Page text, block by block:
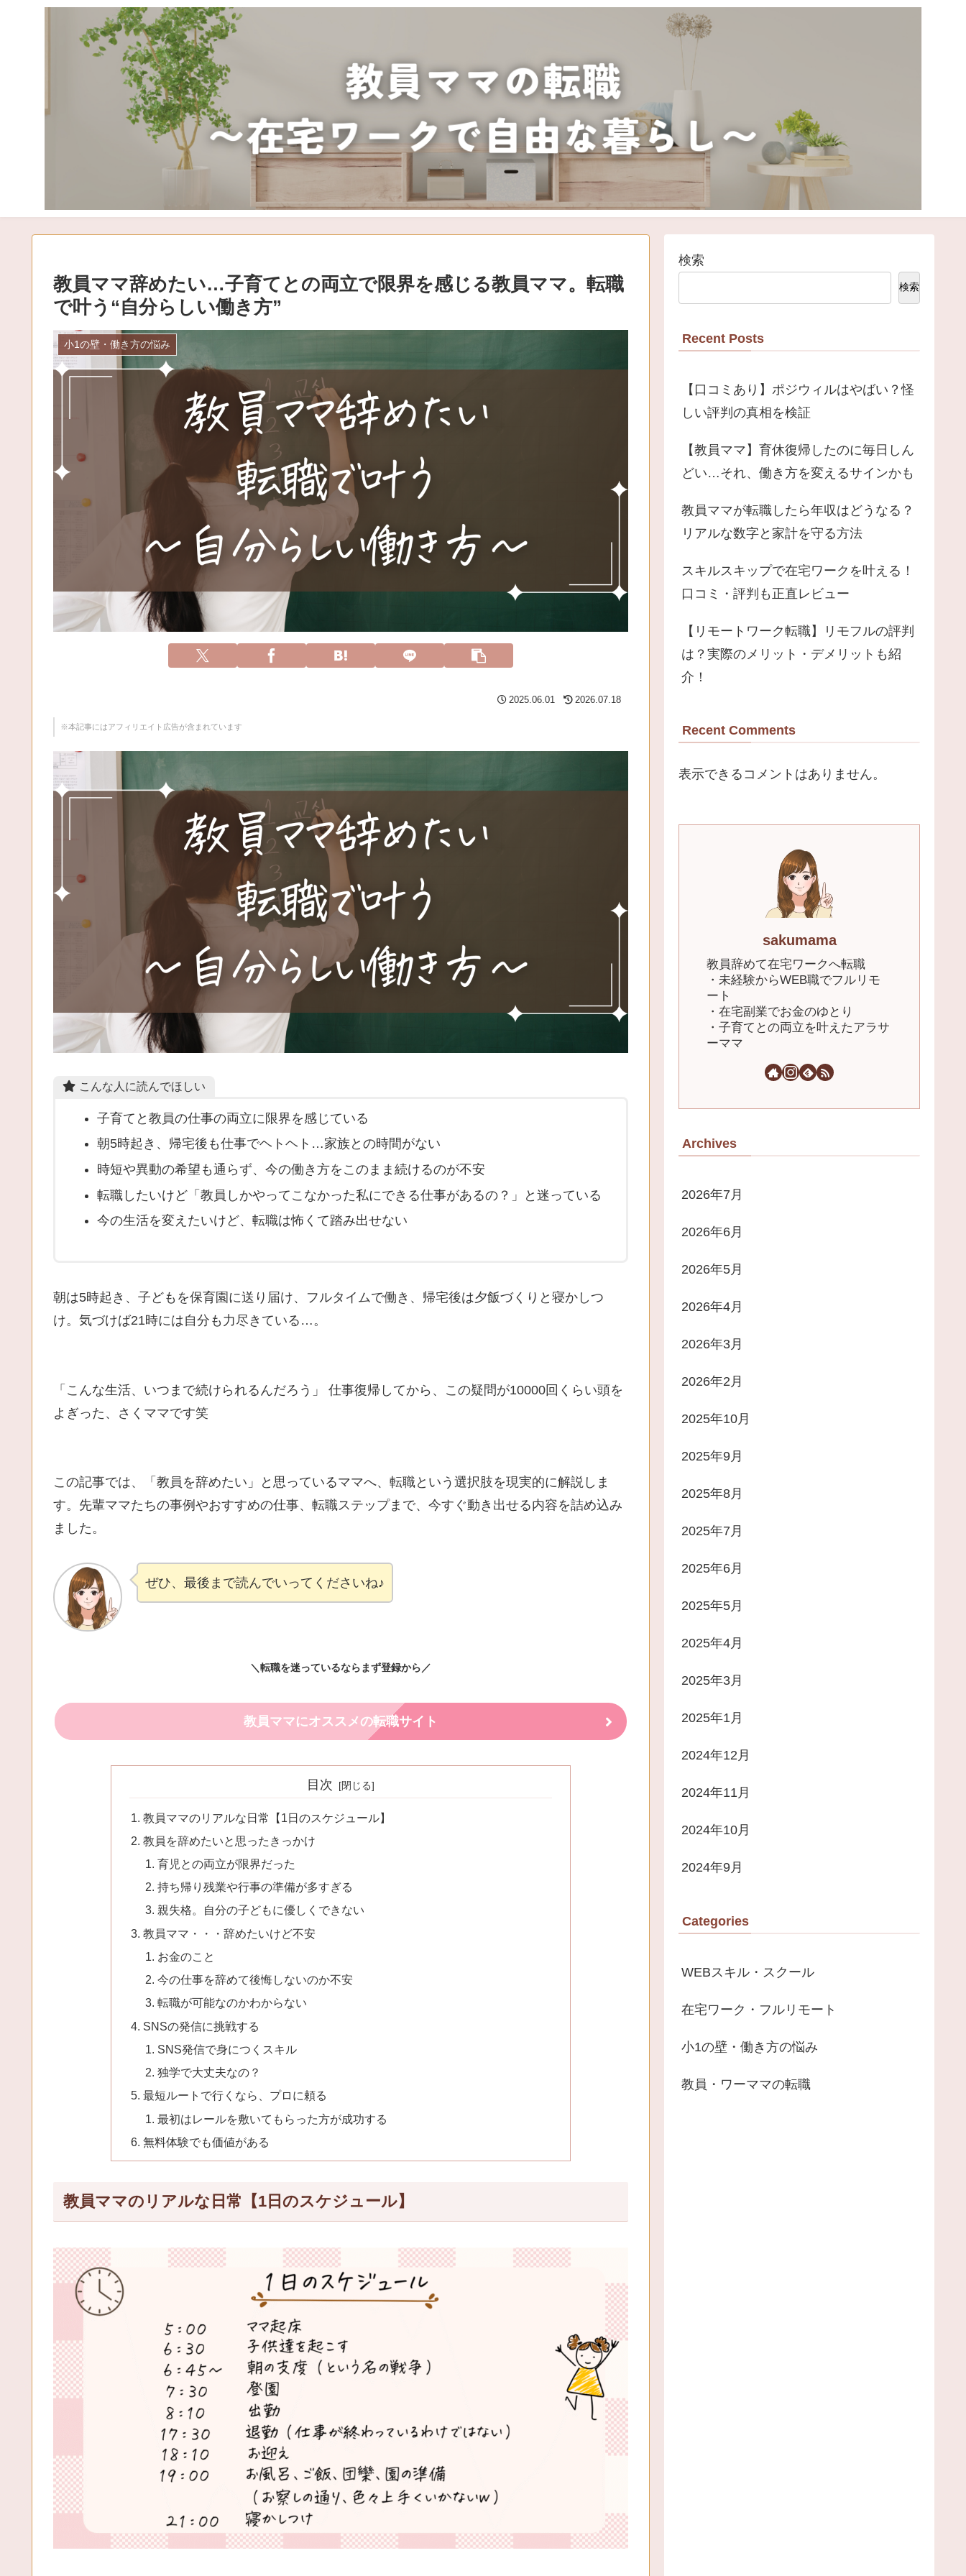
教員ママ辞めたい…子育てとの両立で限界を感じる教員ママ。転職
で叶う“自分らしい働き方”
小1の壁・働き方の悩み
2025.06.01 2026.07.18
※本記事にはアフィリエイト広告が含まれています
こんな人に読んでほしい
子育てと教員の仕事の両立に限界を感じている
朝5時起き、帰宅後も仕事でヘトヘト…家族との時間がない
時短や異動の希望も通らず、今の働き方をこのまま続けるのが不安
転職したいけど「教員しかやってこなかった私にできる仕事があるの？」と迷っている
今の生活を変えたいけど、転職は怖くて踏み出せない
朝は5時起き、子どもを保育園に送り届け、フルタイムで働き、帰宅後は夕飯づくりと寝かしつ
け。気づけば21時には自分も力尽きている…。
「こんな生活、いつまで続けられるんだろう」 仕事復帰してから、この疑問が10000回くらい頭を
よぎった、さくママです笑
この記事では、「教員を辞めたい」と思っているママへ、転職という選択肢を現実的に解説しま
す。先輩ママたちの事例やおすすめの仕事、転職ステップまで、今すぐ動き出せる内容を詰め込み
ました。
ぜひ、最後まで読んでいってくださいね♪
＼転職を迷っているならまず登録から／
教員ママにオススメの転職サイト
目次
教員ママのリアルな日常【1日のスケジュール】
教員を辞めたいと思ったきっかけ
育児との両立が限界だった
持ち帰り残業や行事の準備が多すぎる
親失格。自分の子どもに優しくできない
教員ママ・・・辞めたいけど不安
お金のこと
今の仕事を辞めて後悔しないのか不安
転職が可能なのかわからない
SNSの発信に挑戦する
SNS発信で身につくスキル
独学で大丈夫なの？
最短ルートで行くなら、プロに頼る
最初はレールを敷いてもらった方が成功する
無料体験でも価値がある
教員ママのリアルな日常【1日のスケジュール】
検索
検索
Recent Posts
【口コミあり】ポジウィルはやばい？怪
しい評判の真相を検証
【教員ママ】育休復帰したのに毎日しん
どい…それ、働き方を変えるサインかも
教員ママが転職したら年収はどうなる？
リアルな数字と家計を守る方法
スキルスキップで在宅ワークを叶える！
口コミ・評判も正直レビュー
【リモートワーク転職】リモフルの評判
は？実際のメリット・デメリットも紹
介！
Recent Comments
表示できるコメントはありません。
sakumama
教員辞めて在宅ワークへ転職
・未経験からWEB職でフルリモ
ート
・在宅副業でお金のゆとり
・子育てとの両立を叶えたアラサ
ーママ
Archives
2026年7月
2026年6月
2026年5月
2026年4月
2026年3月
2026年2月
2025年10月
2025年9月
2025年8月
2025年7月
2025年6月
2025年5月
2025年4月
2025年3月
2025年1月
2024年12月
2024年11月
2024年10月
2024年9月
Categories
WEBスキル・スクール
在宅ワーク・フルリモート
小1の壁・働き方の悩み
教員・ワーママの転職